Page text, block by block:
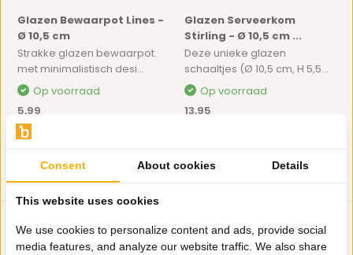
Glazen Bewaarpot Lines -
Ø 10,5 cm
Strakke glazen bewaarpot
met minimalistisch desi...
Op voorraad
5,99
Glazen Serveerkom
Stirling - Ø 10,5 cm ...
Deze unieke glazen
schaaltjes (Ø 10,5 cm, H 5,5...
Op voorraad
13,95
Consent About cookies Details
This website uses cookies
We use cookies to personalize content and ads, provide social
media features, and analyze our website traffic. We also share